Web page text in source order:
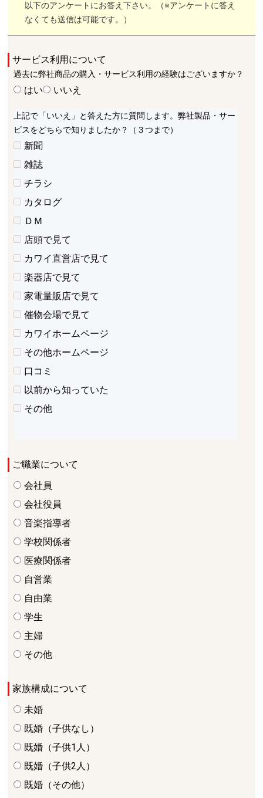
以下のアンケートにお答え下さい。（※アンケートに答え
なくても送信は可能です。）
サービス利用について
過去に弊社商品の購入・サービス利用の経験はございますか？
はい いいえ
上記で「いいえ」と答えた方に質問します。弊社製品・サー
ビスをどちらで知りましたか？（３つまで）
新聞
雑誌
チラシ
カタログ
ＤＭ
店頭で見て
カワイ直営店で見て
楽器店で見て
家電量販店で見て
催物会場で見て
カワイホームページ
その他ホームページ
口コミ
以前から知っていた
その他
ご職業について
会社員
会社役員
音楽指導者
学校関係者
医療関係者
自営業
自由業
学生
主婦
その他
家族構成について
未婚
既婚（子供なし）
既婚（子供1人）
既婚（子供2人）
既婚（その他）